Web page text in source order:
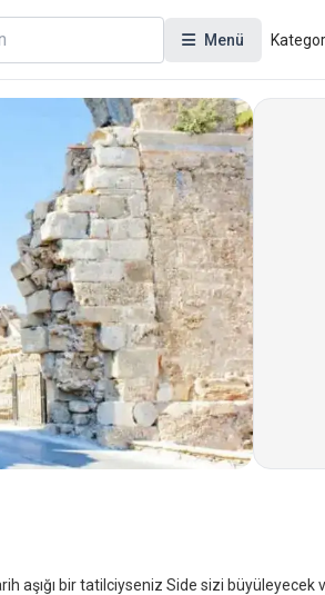
Menü
aşığı bir tatilciyseniz Side sizi büyüleyecek